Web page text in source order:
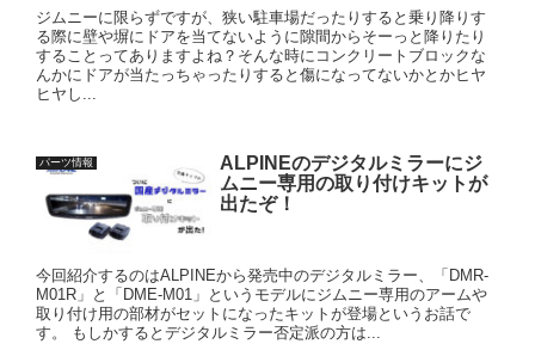
ジムニーに限らずですが、狭い駐車場だったりすると乗り降りす
る際に壁や塀にドアを当てないように隙間からそーっと降りたり
することってありますよね？そんな時にコンクリートブロックな
んかにドアが当たっちゃったりすると傷になってないかとかヒヤ
ヒヤし...
パーツ情報
ALPINEのデジタルミラーにジ
ムニー専用の取り付けキットが
出たぞ！
今回紹介するのはALPINEから発売中のデジタルミラー、「DMR-
M01R」と「DME-M01」というモデルにジムニー専用のアームや
取り付け用の部材がセットになったキットが登場というお話で
す。 もしかするとデジタルミラー否定派の方は...